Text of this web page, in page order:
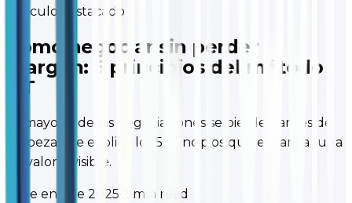
Artículo
Destacado
Cómo negociar sin perder
margen: 5 principios del método
JIT
La mayoría de las negociaciones se pierden antes de
empezar. Te explico los 5 principios que evitan la fuga
de valor invisible.
15 de ene de 2025· 2 min read